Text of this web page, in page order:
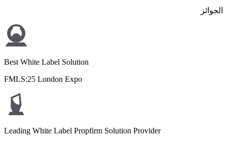
الجوائز
Best White Label Solution
FMLS:25 London Expo
Leading White Label Propfirm Solution Provider